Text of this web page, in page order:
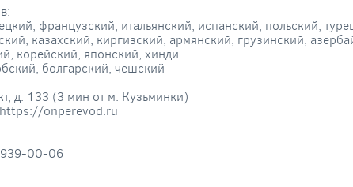
французский, итальянский, испанский, польский,
казахский, киргизский, армянский, грузинский,
корейский, японский, хинди
болгарский, чешский
д. 133 (3 мин от м. Кузьминки)
onperevod.ru
939-00-06